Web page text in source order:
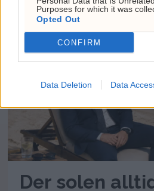
Purposes for which it was
Opted Out
CONFIRM
Data Deletion Data
Der solen